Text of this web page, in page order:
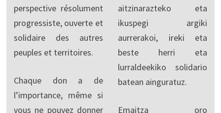
perspective résolument
progressiste, ouverte et
solidaire des autres
peuples et territoires.
Chaque don a de
l’importance, même si
vous ne pouvez donner
aitzinarazteko eta
ikuspegi argiki
aurrerakoi, ireki eta
beste herri eta
lurraldeekiko solidario
batean ainguratuz.
Emaitza oro